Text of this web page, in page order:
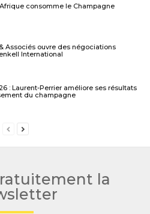
consomme le Champagne
Associés ouvre des négociations
International
: Laurent-Perrier améliore ses résultats
du champagne
la